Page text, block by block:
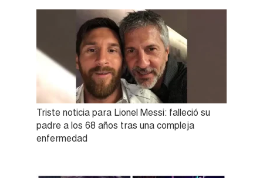
Triste noticia para Lionel Messi: falleció su
padre a los 68 años tras una compleja
enfermedad